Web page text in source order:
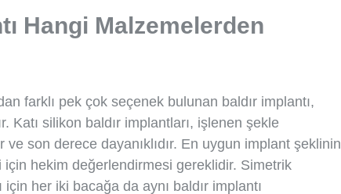
Hangi Malzemelerden
farklı pek çok seçenek bulunan baldır implantı,
Katı silikon baldır implantları, işlenen şekle
ve son derece dayanıklıdır. En uygun implant şeklinin
hekim değerlendirmesi gereklidir. Simetrik
her iki bacağa da aynı baldır implantı